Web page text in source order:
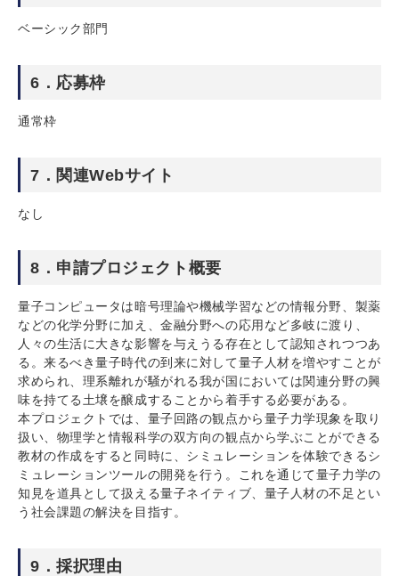
ベーシック部門
6．応募枠
通常枠
7．関連Webサイト
なし
8．申請プロジェクト概要
量子コンピュータは暗号理論や機械学習などの情報分野、製薬
などの化学分野に加え、金融分野への応用など多岐に渡り、
人々の生活に大きな影響を与えうる存在として認知されつつあ
る。来るべき量子時代の到来に対して量子人材を増やすことが
求められ、理系離れが騒がれる我が国においては関連分野の興
味を持てる土壌を醸成することから着手する必要がある。
本プロジェクトでは、量子回路の観点から量子力学現象を取り
扱い、物理学と情報科学の双方向の観点から学ぶことができる
教材の作成をすると同時に、シミュレーションを体験できるシ
ミュレーションツールの開発を行う。これを通じて量子力学の
知見を道具として扱える量子ネイティブ、量子人材の不足とい
う社会課題の解決を目指す。
9．採択理由